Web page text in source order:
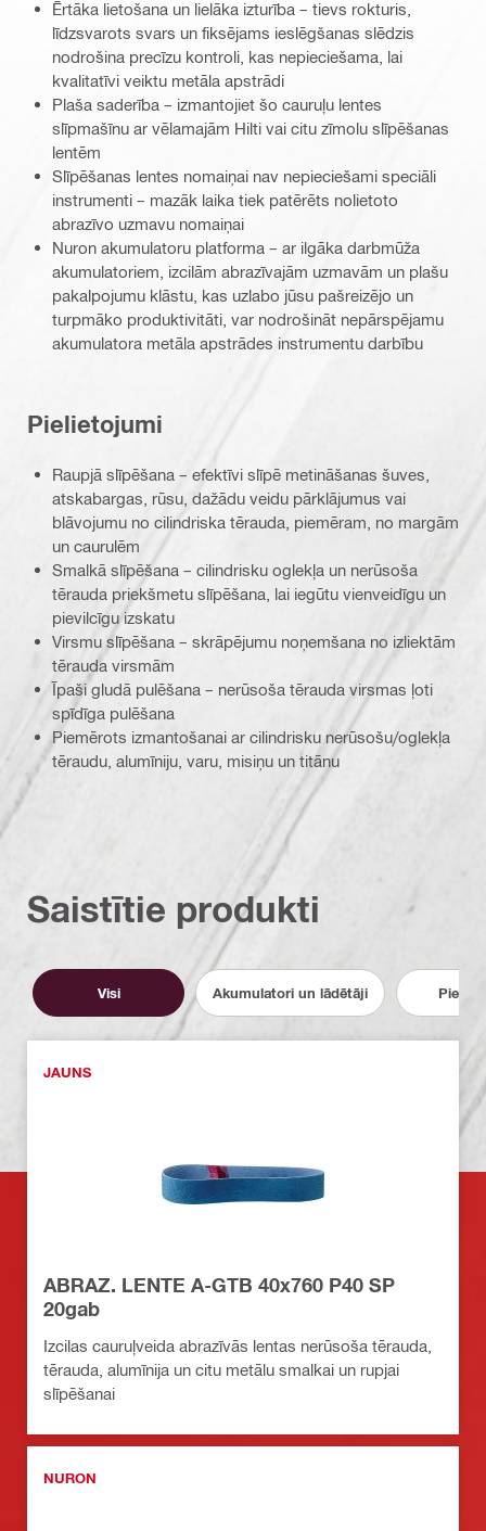
Ērtāka lietošana un lielāka izturība – tievs rokturis,
līdzsvarots svars un fiksējams ieslēgšanas slēdzis
nodrošina precīzu kontroli, kas nepieciešama, lai
kvalitatīvi veiktu metāla apstrādi
Plaša saderība – izmantojiet šo cauruļu lentes
slīpmašīnu ar vēlamajām Hilti vai citu zīmolu slīpēšanas
lentēm
Slīpēšanas lentes nomaiņai nav nepieciešami speciāli
instrumenti – mazāk laika tiek patērēts nolietoto
abrazīvo uzmavu nomaiņai
Nuron akumulatoru platforma – ar ilgāka darbmūža
akumulatoriem, izcilām abrazīvajām uzmavām un plašu
pakalpojumu klāstu, kas uzlabo jūsu pašreizējo un
turpmāko produktivitāti, var nodrošināt nepārspējamu
akumulatora metāla apstrādes instrumentu darbību
Pielietojumi
Raupjā slīpēšana – efektīvi slīpē metināšanas šuves,
atskabargas, rūsu, dažādu veidu pārklājumus vai
blāvojumu no cilindriska tērauda, piemēram, no margām
un caurulēm
Smalkā slīpēšana – cilindrisku oglekļa un nerūsoša
tērauda priekšmetu slīpēšana, lai iegūtu vienveidīgu un
pievilcīgu izskatu
Virsmu slīpēšana – skrāpējumu noņemšana no izliektām
tērauda virsmām
Īpaši gludā pulēšana – nerūsoša tērauda virsmas ļoti
spīdīga pulēšana
Piemērots izmantošanai ar cilindrisku nerūsošu/oglekļa
tēraudu, alumīniju, varu, misiņu un titānu
Saistītie produkti
Visi Akumulatori un lādētāji
JAUNS
ABRAZ. LENTE A-GTB 40x760 P40 SP
20gab
Izcilas cauruļveida abrazīvās lentas nerūsoša tērauda,
tērauda, alumīnija un citu metālu smalkai un rupjai
slīpēšanai
NURON